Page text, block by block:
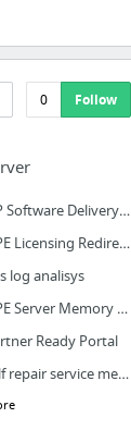
0 Follow
HP Software Delivery Repository
HPE Licensing Redirector
log analisys
HPE Server Memory Configurator
Ready Portal
self repair service media library